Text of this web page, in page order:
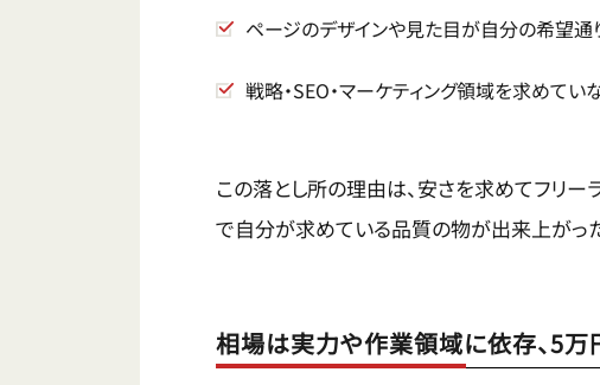
ページのデザインや見た目が自分の希望通
戦略・SEO・マーケティング領域を求めてい
この落とし所の理由は、安さを求めてフリ
で自分が求めている品質の物が出来上がっ
相場は実力や作業領域に依存、5